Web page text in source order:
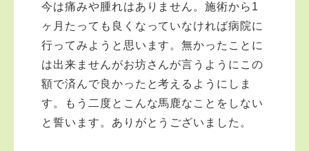
今は痛みや腫れはありません。施術から1
ヶ月たっても良くなっていなければ病院に
行ってみようと思います。無かったことに
は出来ませんがお坊さんが言うようにこの
額で済んで良かったと考えるようにしま
す。もう二度とこんな馬鹿なことをしない
と誓います。ありがとうございました。